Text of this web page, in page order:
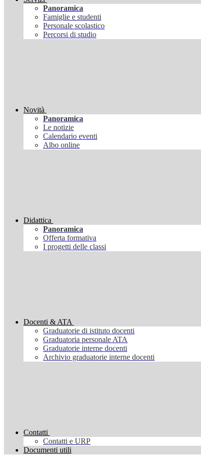
Panoramica
Famiglie e studenti
Personale scolastico
Percorsi di studio
Novità
Panoramica
Le notizie
Calendario eventi
Albo online
Didattica
Panoramica
Offerta formativa
I progetti delle classi
Docenti & ATA
Graduatorie di istituto docenti
Graduatoria personale ATA
Graduatorie interne docenti
Archivio graduatorie interne docenti
Contatti
Contatti e URP
Documenti utili